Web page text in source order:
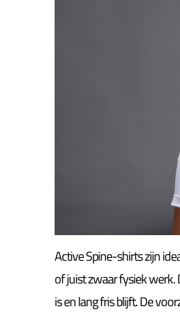
Active Spine-shirts zijn
of juist zwaar fysiek werk.
is en lang fris blijft. De